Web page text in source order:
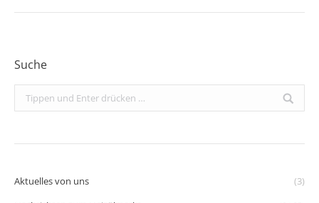
Suche
Search:
Aktuelles von uns
(3)